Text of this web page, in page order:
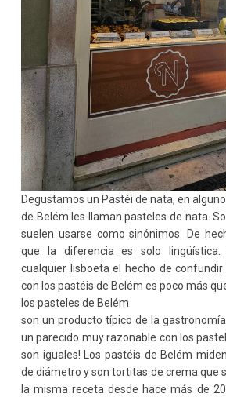
Degustamos un Pastéi de nata, en
de Belém les llaman pasteles de nata.
suelen usarse como sinónimos. De
que la diferencia es solo lingüística.
cualquier lisboeta el hecho de
con los pastéis de Belém es poco más
los pasteles de Belém
son un producto típico de la
un parecido muy razonable con los
son iguales! Los pastéis de Belém
de diámetro y son tortitas de crema que
la misma receta desde hace más de